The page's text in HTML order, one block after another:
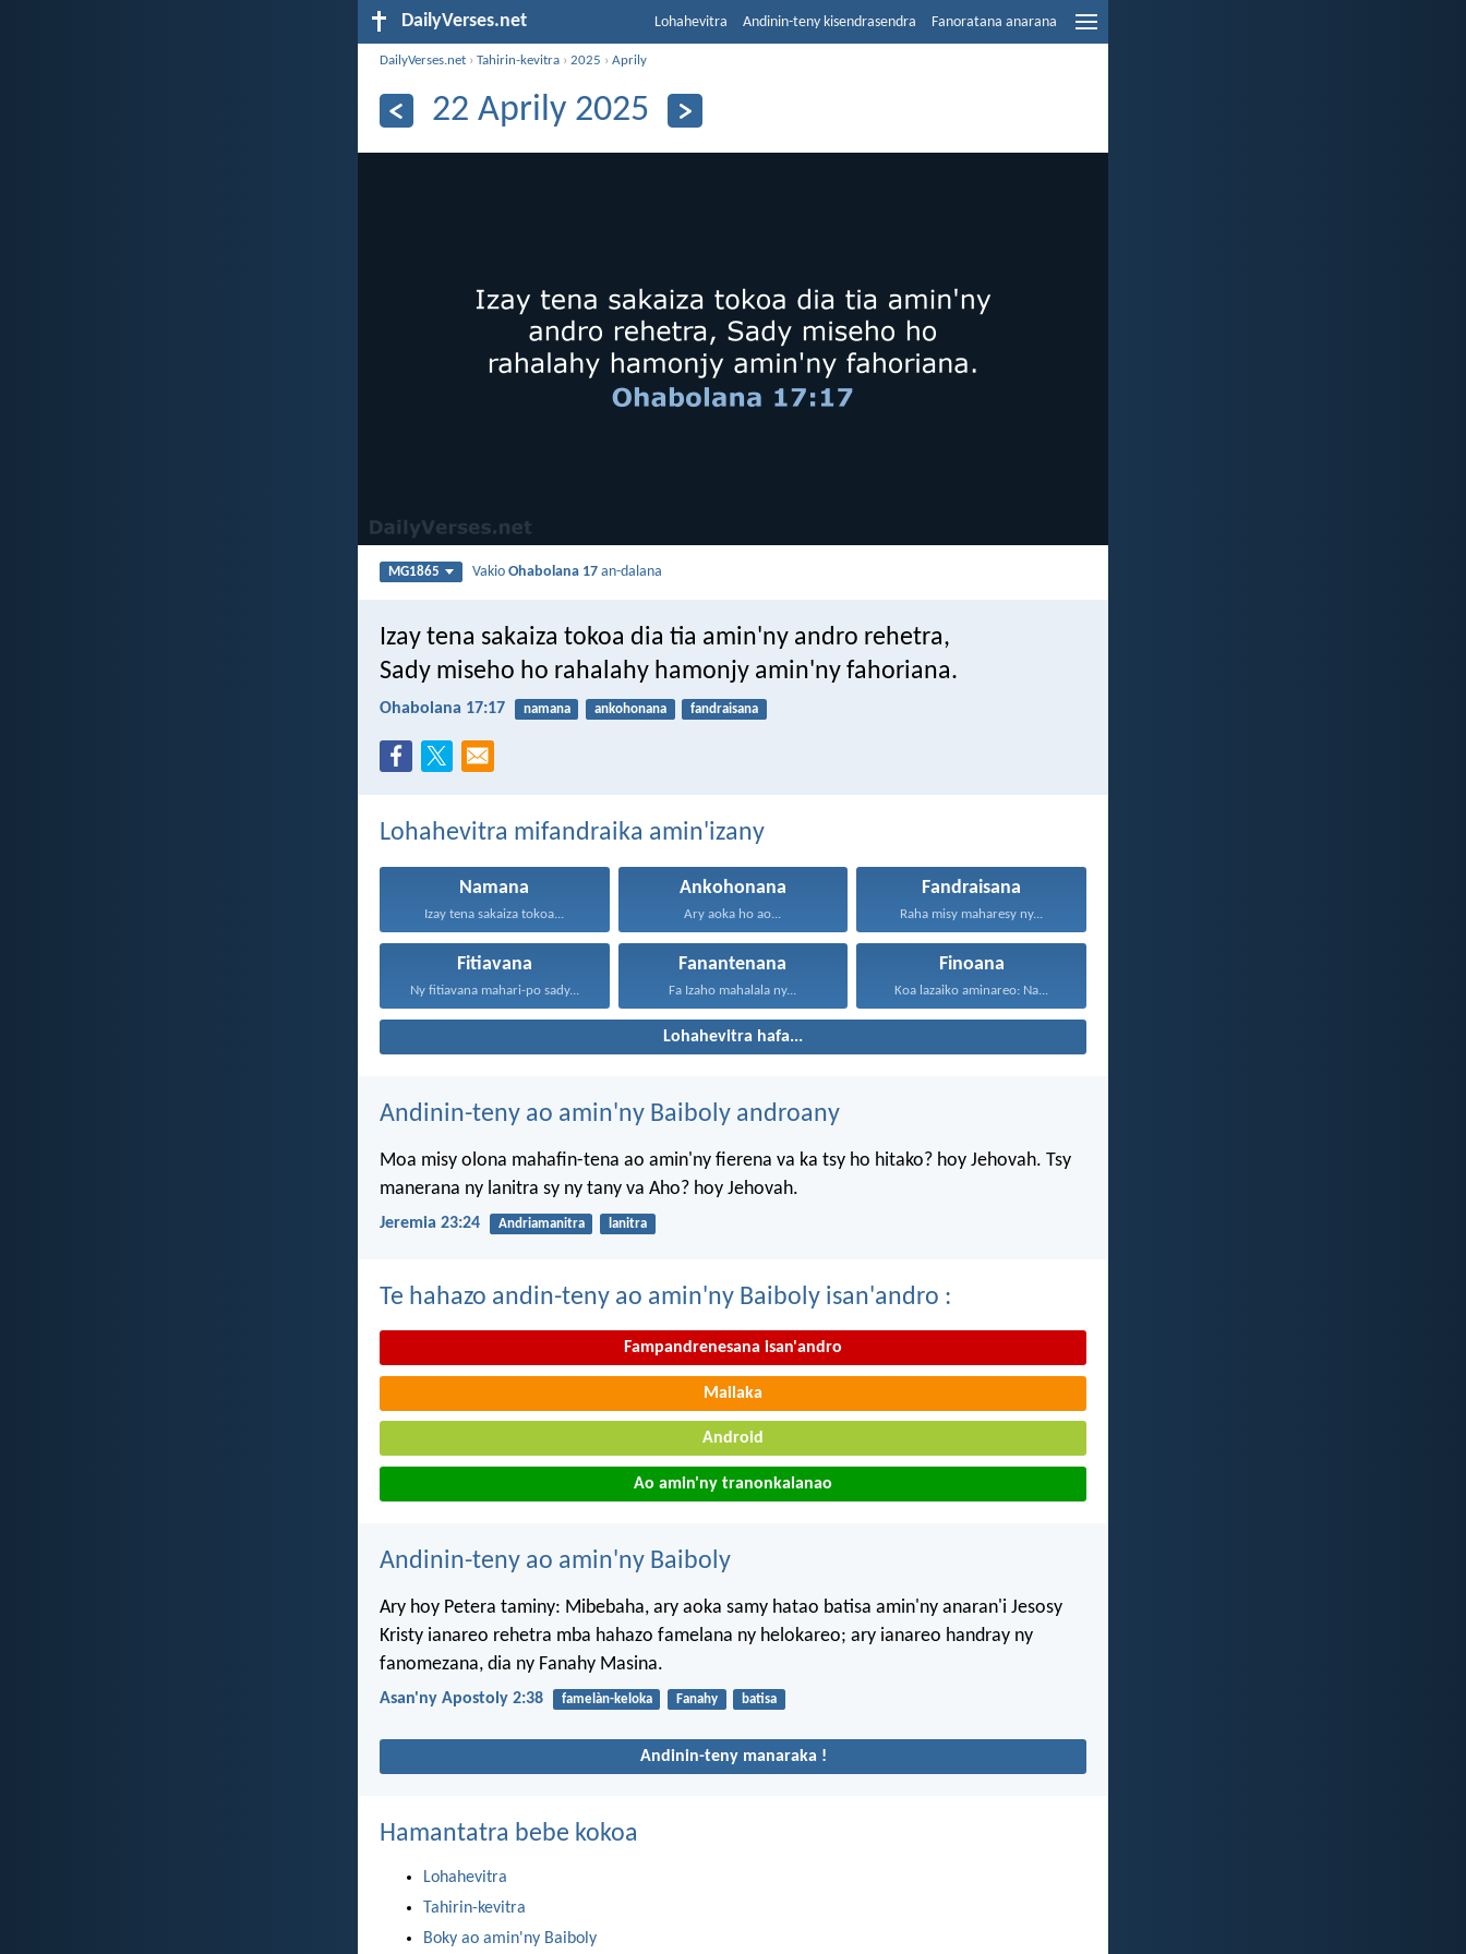
DailyVerses.net Lohahevitra Andinin-teny kisendrasendra Fanoratana anarana
DailyVerses.net ›Tahirin-kevitra ›2025 ›Aprily
22 Aprily 2025
MG1865 VakioOhabolana 17 an-dalana
Izay tena sakaiza tokoa dia tia amin'ny andro rehetra,
Sady miseho ho rahalahy hamonjy amin'ny fahoriana.
Ohabolana 17:17 namana ankohonana fandraisana
Lohahevitra mifandraika amin'izany
Namana
Izay tena sakaiza tokoa...
Ankohonana
Ary aoka ho ao...
Fandraisana
Raha misy maharesy ny...
Fitiavana
Ny fitiavana mahari-po sady...
Fanantenana
Fa Izaho mahalala ny...
Finoana
Koa lazaiko aminareo: Na...
Lohahevitra hafa...
Andinin-teny ao amin'ny Baiboly androany
Moa misy olona mahafin-tena ao amin'ny fierena va ka tsy ho hitako? hoy Jehovah. Tsy
manerana ny lanitra sy ny tany va Aho? hoy Jehovah.
Jeremia 23:24 Andriamanitra lanitra
Te hahazo andin-teny ao amin'ny Baiboly isan'andro :
Fampandrenesana isan'andro
Mailaka
Android
Ao amin'ny tranonkalanao
Andinin-teny ao amin'ny Baiboly
Ary hoy Petera taminy: Mibebaha, ary aoka samy hatao batisa amin'ny anaran'i Jesosy
Kristy ianareo rehetra mba hahazo famelana ny helokareo; ary ianareo handray ny
fanomezana, dia ny Fanahy Masina.
Asan'ny Apostoly 2:38 famelàn-keloka Fanahy batisa
Andinin-teny manaraka !
Hamantatra bebe kokoa
Lohahevitra
Tahirin-kevitra
Boky ao amin'ny Baiboly